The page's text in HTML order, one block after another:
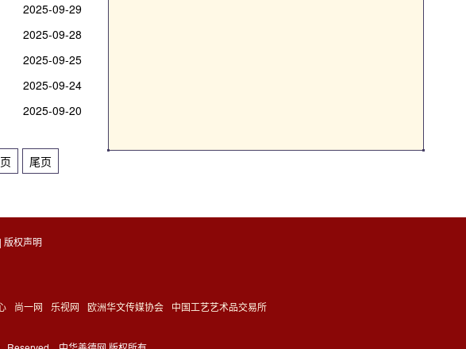
2025-09-29
2025-09-28
2025-09-25
2025-09-24
2025-09-20
尾页
| 版权声明
尚一网 乐视网 欧洲华文传媒协会 中国工艺艺术品交易所